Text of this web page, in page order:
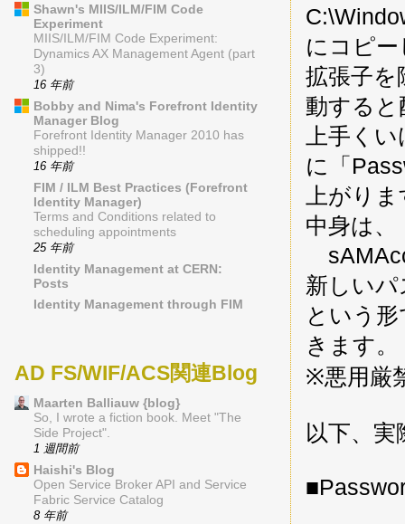
にコピ
拡張子を
動すると
上手く
に「
上がり
中身は、
新しい
という
きます。
※悪用厳
以下、
Shawn's MIIS/ILM/FIM Code
Experiment
MIIS/ILM/FIM Code Experiment:
Dynamics AX Management Agent (part
3)
16 年前
Bobby and Nima's Forefront Identity
Manager Blog
Forefront Identity Manager 2010 has
shipped!!
16 年前
FIM / ILM Best Practices (Forefront
Identity Manager)
Terms and Conditions related to
scheduling appointments
25 年前
Identity Management at CERN:
Posts
Identity Management through FIM
AD FS/WIF/ACS関連Blog
Maarten Balliauw {blog}
So, I wrote a fiction book. Meet "The
Side Project".
1 週間前
Haishi's Blog
Open Service Broker API and Service
Fabric Service Catalog
8 年前